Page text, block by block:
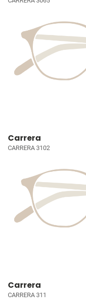
Carrera
CARRERA 3102
Carrera
CARRERA 311